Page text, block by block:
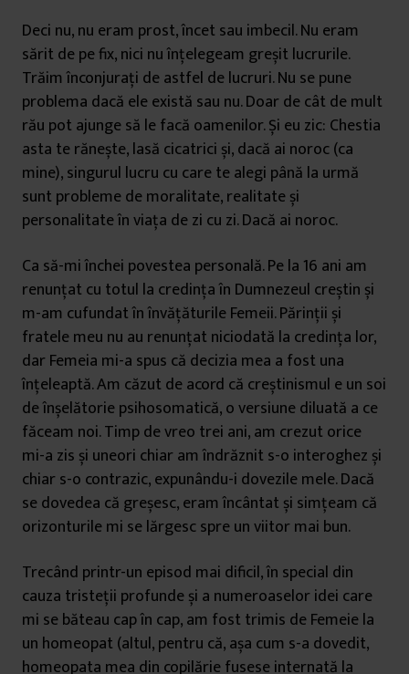
Deci nu, nu eram prost, încet sau imbecil. Nu eram
sărit de pe fix, nici nu înțelegeam greșit lucrurile.
Trăim înconjurați de astfel de lucruri. Nu se pune
problema dacă ele există sau nu. Doar de cât de mult
rău pot ajunge să le facă oamenilor. Și eu zic: Chestia
asta te rănește, lasă cicatrici și, dacă ai noroc (ca
mine), singurul lucru cu care te alegi până la urmă
sunt probleme de moralitate, realitate și
personalitate în viața de zi cu zi. Dacă ai noroc.
Ca să-mi închei povestea personală. Pe la 16 ani am
renunțat cu totul la credința în Dumnezeul creștin și
m-am cufundat în învățăturile Femeii. Părinții și
fratele meu nu au renunțat niciodată la credința lor,
dar Femeia mi-a spus că decizia mea a fost una
înțeleaptă. Am căzut de acord că creștinismul e un soi
de înșelătorie psihosomatică, o versiune diluată a ce
făceam noi. Timp de vreo trei ani, am crezut orice
mi-a zis și uneori chiar am îndrăznit s-o interoghez și
chiar s-o contrazic, expunându-i dovezile mele. Dacă
se dovedea că greșesc, eram încântat și simțeam că
orizonturile mi se lărgesc spre un viitor mai bun.
Trecând printr-un episod mai dificil, în special din
cauza tristeții profunde și a numeroaselor idei care
mi se băteau cap în cap, am fost trimis de Femeie la
un homeopat (altul, pentru că, așa cum s-a dovedit,
homeopata mea din copilărie fusese internată la